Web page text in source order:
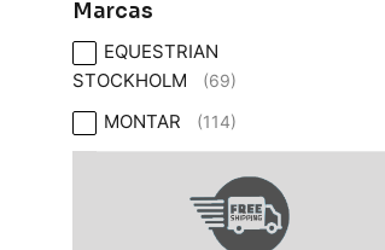
Marcas
EQUESTRIAN
STOCKHOLM
(69)
MONTAR (114)